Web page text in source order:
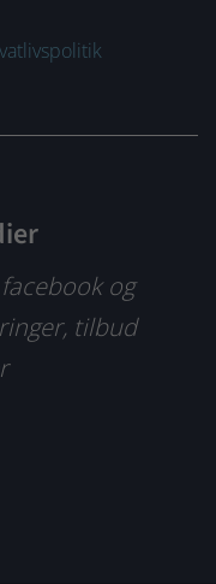
og
tilbud